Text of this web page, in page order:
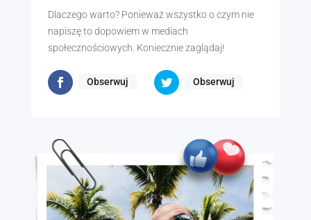
Dlaczego warto? Ponieważ wszystko o czym nie
napiszę to dopowiem w mediach
społecznościowych. Koniecznie zaglądaj!
Obserwuj Obserwuj